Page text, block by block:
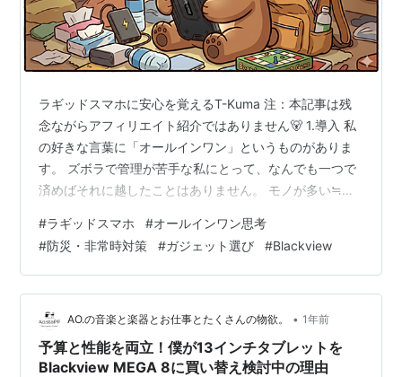
ラギッドスマホに安心を覚えるT-Kuma 注：本記事は残
念ながらアフィリエイト紹介ではありません🐻 1.導入 私
の好きな言葉に「オールインワン」というものがありま
す。 ズボラで管理が苦手な私にとって、なんでも一つで
済めばそれに越したことはありません。 モノが多い≒管
しなきゃ、これもしなきゃ」となりがちな私にはオール
インワンが性に合っています。 更に頑丈で長持ちすれ
ば、なおのこと言うことはありません。 「メンテナンス
フリー」という言葉も大好きです。 もちろん、これらの
私の生きづらさは、一般的にはなんてことのないことで
す。 今回はそんな生きづらい…
#ラギッドスマホ #オールインワン思考
#防災・非常時対策 #ガジェット選び #Blackview
AO.の音楽と楽器とお仕事とたくさんの物欲。 • 1年前
予算と性能を両立！僕が13インチタブレットを
Blackview MEGA 8に買い替え検討中の理由